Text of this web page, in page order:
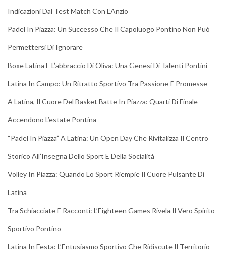
Indicazioni Dal Test Match Con L’Anzio
Padel In Piazza: Un Successo Che Il Capoluogo Pontino Non Può
Permettersi Di Ignorare
Boxe Latina E L’abbraccio Di Oliva: Una Genesi Di Talenti Pontini
Latina In Campo: Un Ritratto Sportivo Tra Passione E Promesse
A Latina, Il Cuore Del Basket Batte In Piazza: Quarti Di Finale
Accendono L’estate Pontina
“Padel In Piazza” A Latina: Un Open Day Che Rivitalizza Il Centro
Storico All’Insegna Dello Sport E Della Socialità
Volley In Piazza: Quando Lo Sport Riempie Il Cuore Pulsante Di
Latina
Tra Schiacciate E Racconti: L’Eighteen Games Rivela Il Vero Spirito
Sportivo Pontino
Latina In Festa: L’Entusiasmo Sportivo Che Ridiscute Il Territorio